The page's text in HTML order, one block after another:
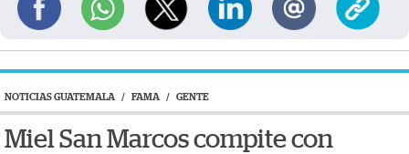
NOTICIAS GUATEMALA / FAMA / GENTE
Miel San Marcos compite con